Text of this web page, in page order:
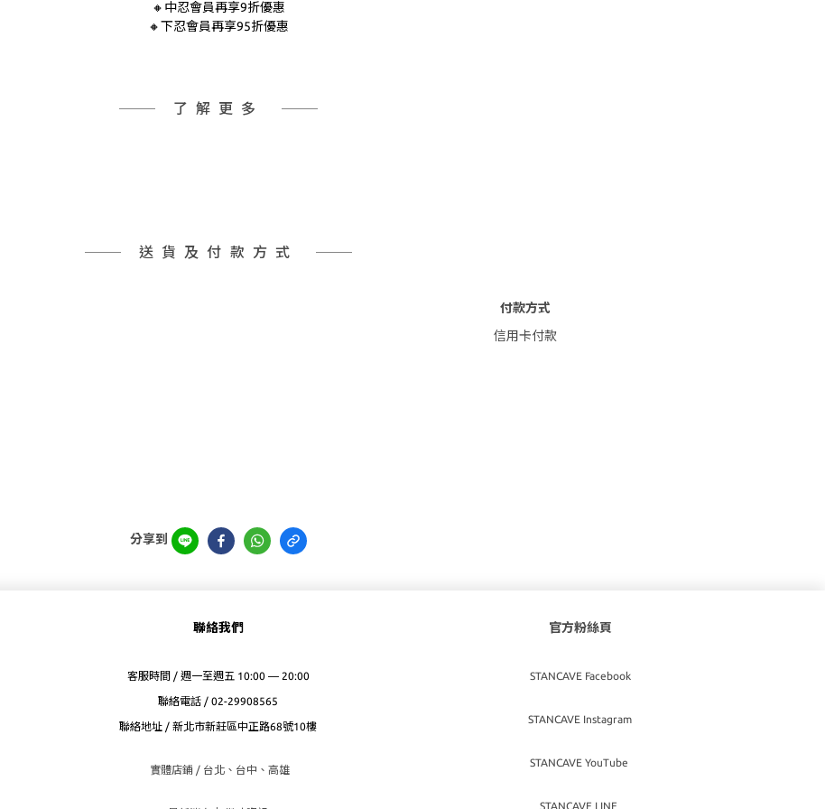
🔸中忍會員再享9折優惠
🔸下忍會員再享95折優惠
了解更多
送貨及付款方式
付款方式
信用卡付款
分享到
聯絡我們
客服時間 / 週一至週五 10:00 — 20:00
聯絡電話 / 02-29908565
聯絡地址 / 新北市新莊區中正路68號10樓
實體店鋪 / 台北、台中、高雄
官方粉絲頁
STANCAVE Facebook
STANCAVE Instagram
STANCAVE YouTube
STANCAVE LINE